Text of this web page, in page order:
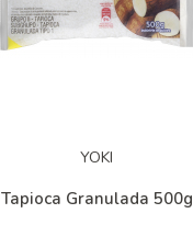
YOKI
Tapioca Granulada 500g